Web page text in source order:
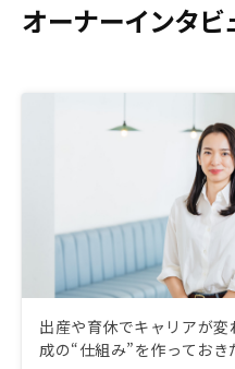
オーナーインタビ
出産や育休でキャリアが
成の“仕組み”を作っておき